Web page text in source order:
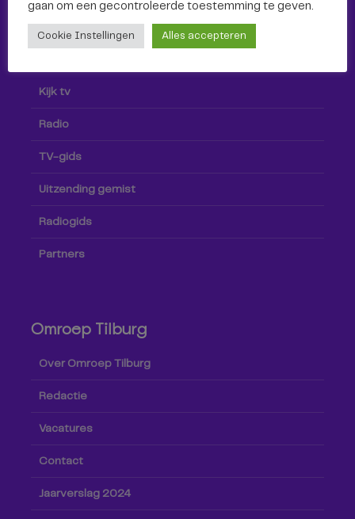
Kijk tv
Radio
TV-gids
Uitzending gemist
Radiogids
Partners
Omroep Tilburg
Over Omroep Tilburg
Redactie
Vacatures
Contact
Jaarverslag 2024
gaan om een ​​gecontroleerde toestemming te geven.
Cookie Instellingen Alles accepteren